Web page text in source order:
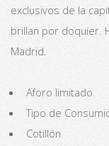
exclusivos de la
brillan por doquier.
Madrid.
Aforo limitado
Tipo de
Cotillón